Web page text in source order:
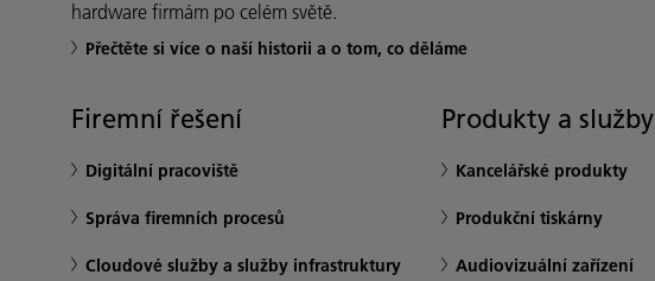
hardware firmám po celém světě.
Přečtěte si více o naší historii a o tom, co děláme
Firemní řešení
Digitální pracoviště
Správa firemních procesů
Cloudové služby a služby infrastruktury
Produkty a služby
Kancelářské produkty
Produkční tiskárny
Audiovizuální zařízení